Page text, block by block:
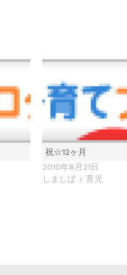
祝☆12ヶ月
2010年8月21日
しましば ♪ 育児